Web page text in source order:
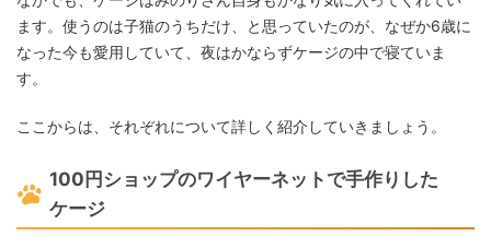
ます。使うのは子猫のうちだけ、と思っていたのが、なぜか6歳に
なった今も愛用していて、夜はかならずケージの中で寝ていま
す。
ここからは、それぞれについて詳しく紹介していきましょう。
100円ショップのワイヤーネットで手作りした
ケージ